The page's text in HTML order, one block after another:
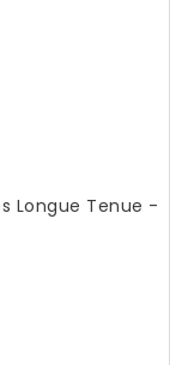
Longue Tenue -